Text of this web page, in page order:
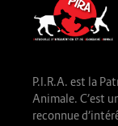
P.I.R.A. est la
Animale. C’est
reconnue